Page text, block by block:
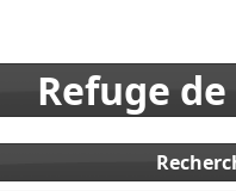
Refuge